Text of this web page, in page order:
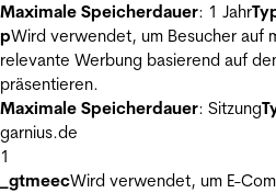
Maximale Speicherdauer: 1 Jahr
pWird verwendet, um Besucher auf
relevante Werbung basierend auf
präsentieren.
Maximale Speicherdauer: Sitzung
garnius.de
1
_gtmeecWird verwendet, um E-